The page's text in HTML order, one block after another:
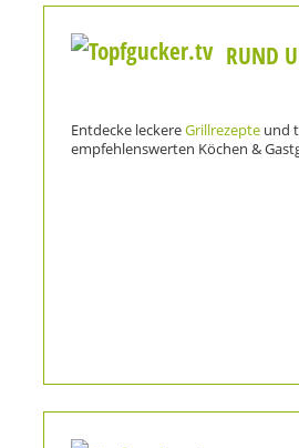
RUND
Entdecke leckereGrillrezepte und
empfehlenswerten Köchen &